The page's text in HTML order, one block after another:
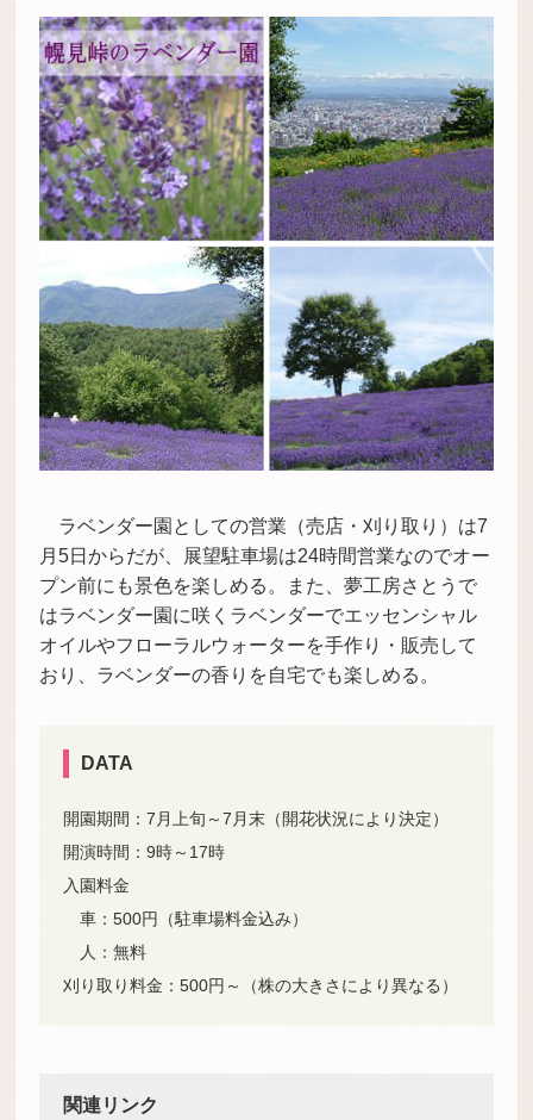
ラベンダー園としての営業（売店・刈り取り）は7
月5日からだが、展望駐車場は24時間営業なのでオー
プン前にも景色を楽しめる。また、夢工房さとうで
はラベンダー園に咲くラベンダーでエッセンシャル
オイルやフローラルウォーターを手作り・販売して
おり、ラベンダーの香りを自宅でも楽しめる。
DATA
開園期間：7月上旬～7月末（開花状況により決定）
開演時間：9時～17時
入園料金
車：500円（駐車場料金込み）
人：無料
刈り取り料金：500円～（株の大きさにより異なる）
関連リンク